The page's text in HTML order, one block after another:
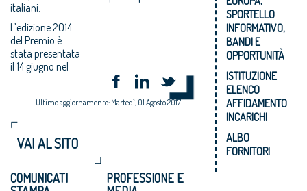
italiani.
L’edizione 2014
del Premio è
stata presentata
il 14 giugno nel
Ultimo aggiornamento: Martedì, 01 Agosto 2017
VAI AL SITO
COMUNICATI
PROFESSIONE E
SPORTELLO
INFORMATIVO,
BANDI E
OPPORTUNITÀ
ISTITUZIONE
ELENCO
AFFIDAMENTO
INCARICHI
ALBO
FORNITORI